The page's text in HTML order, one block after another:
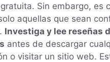
Sin embargo, es
aquellas que sean
Investiga y lee reseñas
antes de descargar
o visitar un sitio web.